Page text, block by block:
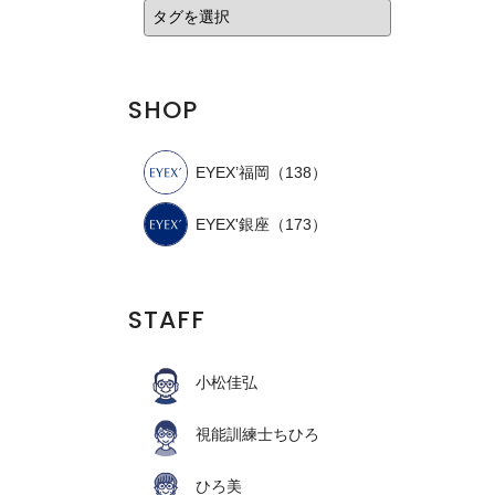
SHOP
EYEX’福岡 （138）
EYEX'銀座 （173）
STAFF
小松佳弘
視能訓練士ちひろ
ひろ美